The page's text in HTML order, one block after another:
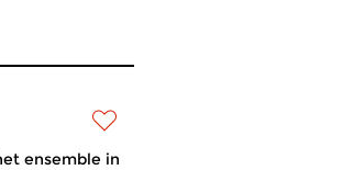
ensemble in